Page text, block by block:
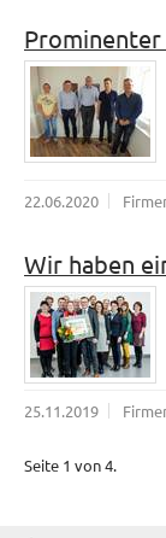
Prominenter
22.06.2020
Wir haben
25.11.2019
Seite 1 von 4.